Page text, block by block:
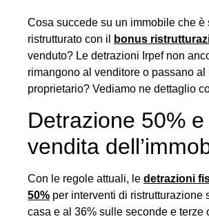
Cosa succede su un immobile che è
ristrutturato con il
bonus
venduto? Le detrazioni Irpef non
rimangono al venditore o passano al
proprietario? Vediamo ne dettaglio
Detrazione 50% e
vendita
Con le regole attuali, le detrazioni
50% per interventi di ristrutturazione
casa e al 36% sulle seconde e terze